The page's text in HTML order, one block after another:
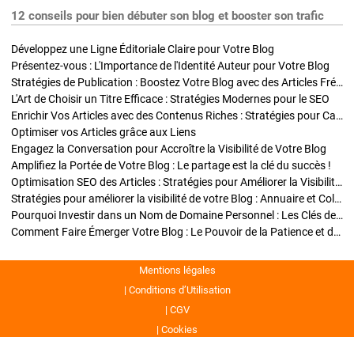
12 conseils pour bien débuter son blog et booster son trafic
Développez une Ligne Éditoriale Claire pour Votre Blog
Présentez-vous : L'Importance de l'Identité Auteur pour Votre Blog
Stratégies de Publication : Boostez Votre Blog avec des Articles Fréquents et Exclusifs
L'Art de Choisir un Titre Efficace : Stratégies Modernes pour le SEO
Enrichir Vos Articles avec des Contenus Riches : Stratégies pour Captiver et Optimiser
Optimiser vos Articles grâce aux Liens
Engagez la Conversation pour Accroître la Visibilité de Votre Blog
Amplifiez la Portée de Votre Blog : Le partage est la clé du succès !
Optimisation SEO des Articles : Stratégies pour Améliorer la Visibilité de Votre Blog
Stratégies pour améliorer la visibilité de votre Blog : Annuaire et Collaborations
Pourquoi Investir dans un Nom de Domaine Personnel : Les Clés de la Réussite de Votre Blog
Comment Faire Émerger Votre Blog : Le Pouvoir de la Patience et de la Persévérance
Mentions légales
Conditions d’Utilisation
CGV
Cookies